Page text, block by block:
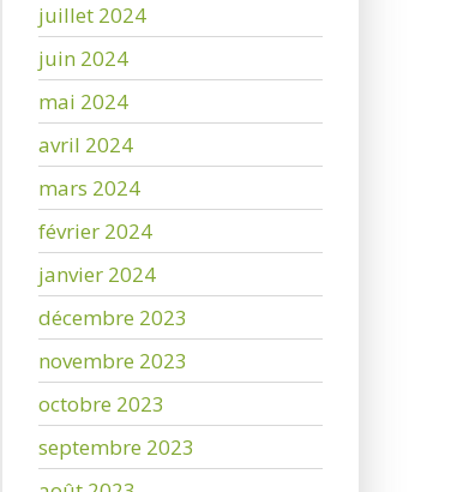
juillet 2024
juin 2024
mai 2024
avril 2024
mars 2024
février 2024
janvier 2024
décembre 2023
novembre 2023
octobre 2023
septembre 2023